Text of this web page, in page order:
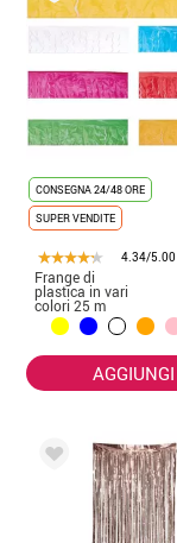
CONSEGNA 24/48 ORE
SUPER VENDITE
4.34/5.00
Frange di
plastica in vari
colori 25 m
AGGIUNGI